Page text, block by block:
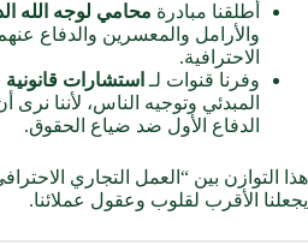
أطلقنا مبادرة محامي لوجه الله
والأرامل والمعسرين والدفاع
الاحترافية.
وفرنا قنوات لـ استشارات
المبدئي وتوجيه الناس، لأننا نرى
الدفاع الأول ضد ضياع الحقوق.
هذا التوازن بين “العمل التجاري
يجعلنا الأقرب لقلوب وعقول عملائنا.